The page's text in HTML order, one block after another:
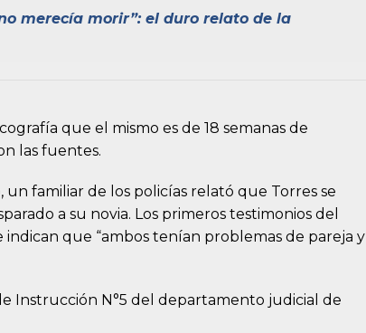
merecía morir”: el duro relato de la
que el mismo es de 18 semanas de
las fuentes.
familiar de los policías relató que Torres se
a su novia. Los primeros testimonios del
que “ambos tenían problemas de pareja y
Instrucción N°5 del departamento judicial de